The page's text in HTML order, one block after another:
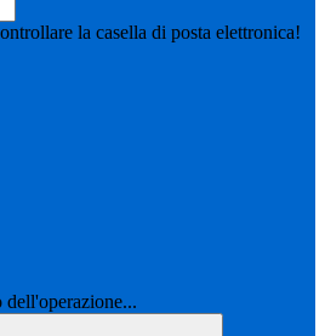
la casella di posta elettronica!
dell'operazione...